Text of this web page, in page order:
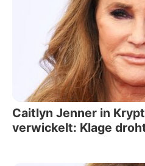
Caitlyn Jenner in
verwickelt: Klage